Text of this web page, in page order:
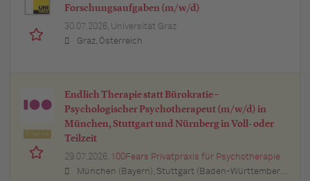
Forschungsaufgaben (m/w/d)
30.07.2026, Universität Graz
Graz, Österreich
Endlich Therapie statt Bürokratie –
Psychologischer Psychotherapeut (m/w/d) in
München, Stuttgart und Nürnberg in Voll- oder
Teilzeit
29.07.2026, 100Fears Privatpraxis für Psychotherapie
München (Bayern), Stuttgart (Baden-Württemberg), Nürnberg (Bayern), Esslingen am Neckar (Baden-Württemberg), Ludwigsburg (Baden-Württemberg), Sindelfingen (Baden-Württemberg), Böblingen (Baden-Württemberg), Waiblingen (Baden-Württemberg), Heilbronn (Baden-Württemberg), Reutlingen (Baden-Württemberg), Tübingen (Baden-Württemberg), Aalen (Baden-Württemberg), Schwäbisch Gmünd (Baden-Württemberg), Karlsruhe (Baden-Württemberg), Mannheim (Baden-Württemberg), Ulm (Baden-Württemberg), Pforzheim (Baden-Württemberg), Offenburg (Baden-Württemberg), Göppingen (Baden-Württemberg), Baden-Baden (Baden-Württemberg), Heidenheim an der Brenz (Baden-Württemberg), Ingolstadt (Bayern), Erlangen (Bayern), Regensburg (Bayern), Bamberg (Bayern), Bayreuth (Bayern)